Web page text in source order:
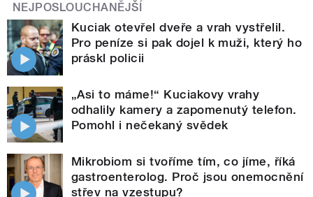
NEJPOSLOUCHANĚJŠÍ
Kuciak otevřel dveře a vrah vystřelil.
Pro peníze si pak dojel k muži, který ho
práskl policii
„Asi to máme!“ Kuciakovy vrahy
odhalily kamery a zapomenutý telefon.
Pomohl i nečekaný svědek
Mikrobiom si tvoříme tím, co jíme, říká
gastroenterolog. Proč jsou onemocnění
střev na vzestupu?